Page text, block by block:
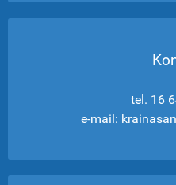
tel. 16
e-mail: